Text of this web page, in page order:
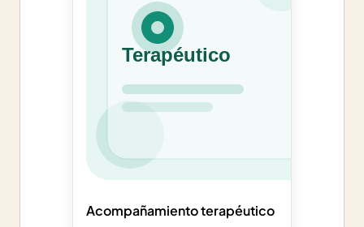
Acompañamiento terapéutico